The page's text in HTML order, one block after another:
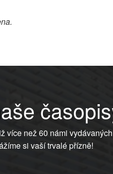
více než 60 námi
si vaší trvalé přízně!